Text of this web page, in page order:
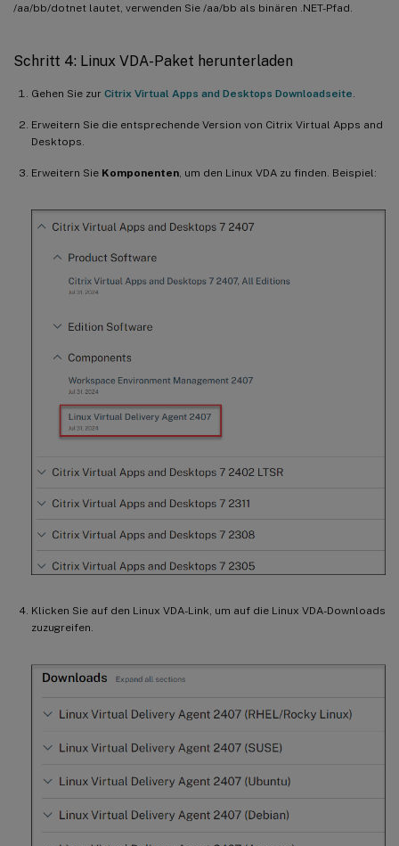
/aa/bb/dotnet lautet, verwenden Sie /aa/bb als binären .NET-Pfad.
Schritt 4: Linux VDA-Paket herunterladen
Gehen Sie zur Citrix Virtual Apps and Desktops Downloadseite
Erweitern Sie die entsprechende Version von Citrix Virtual Apps and
Desktops.
Erweitern Sie Komponenten , um den Linux VDA zu finden. Beispiel:
Klicken Sie auf den Linux VDA-Link, um auf die Linux VDA-Downloads
zuzugreifen.